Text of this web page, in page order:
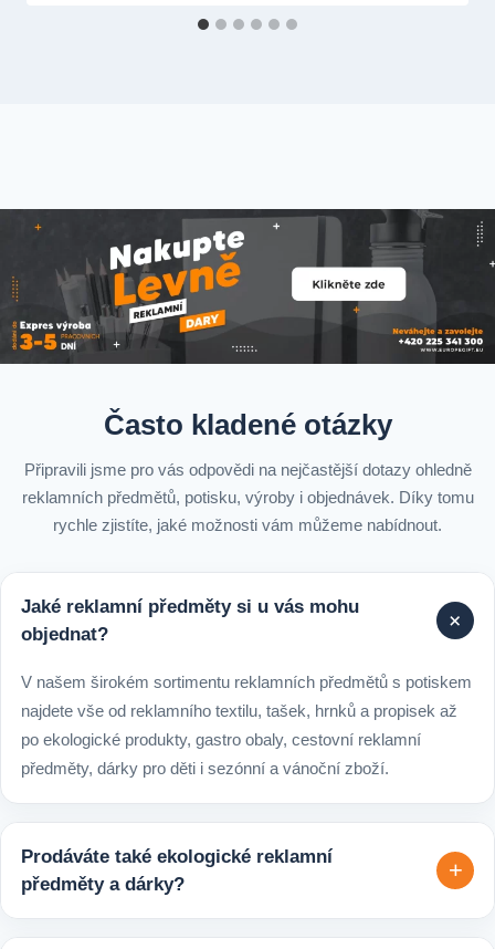
Často kladené otázky
Připravili jsme pro vás odpovědi na nejčastější dotazy ohledně
reklamních předmětů, potisku, výroby i objednávek. Díky tomu
rychle zjistíte, jaké možnosti vám můžeme nabídnout.
Jaké reklamní předměty si u vás mohu
objednat?
+
V našem širokém sortimentu reklamních předmětů s potiskem
najdete vše od reklamního textilu, tašek, hrnků a propisek až
po ekologické produkty, gastro obaly, cestovní reklamní
předměty, dárky pro děti i sezónní a vánoční zboží.
Prodáváte také ekologické reklamní
předměty a dárky?
+